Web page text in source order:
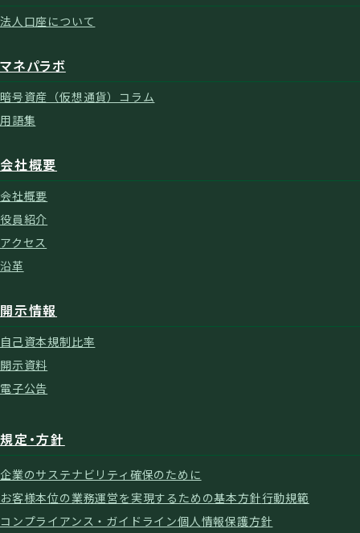
法人口座について
マネパラボ
暗号資産（仮想通貨）コラム
用語集
会社概要
会社概要
役員紹介
アクセス
沿革
開示情報
自己資本規制比率
開示資料
電子公告
規定・方針
企業のサステナビリティ確保のために
お客様本位の業務運営を実現するための基本方針行動規範
コンプライアンス・ガイドライン個人情報保護方針